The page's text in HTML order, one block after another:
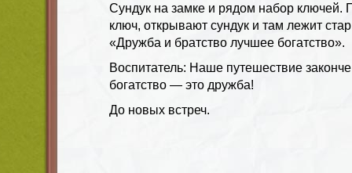
Сундук на замке и рядом набор ключей.
ключ, открывают сундук и там лежит
«Дружба и братство лучшее богатство».
Воспитатель: Наше путешествие
богатство — это дружба!
До новых встреч.